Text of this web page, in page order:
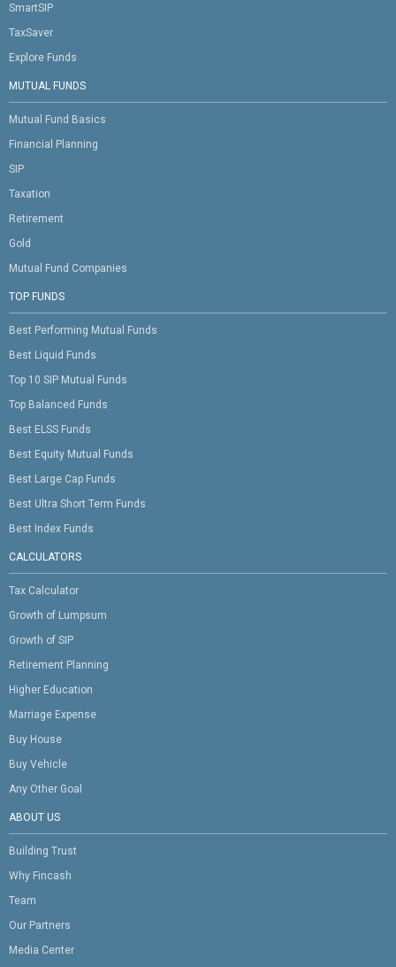
SmartSIP
TaxSaver
Explore Funds
MUTUAL FUNDS
Mutual Fund Basics
Financial Planning
SIP
Taxation
Retirement
Gold
Mutual Fund Companies
TOP FUNDS
Best Performing Mutual Funds
Best Liquid Funds
Top 10 SIP Mutual Funds
Top Balanced Funds
Best ELSS Funds
Best Equity Mutual Funds
Best Large Cap Funds
Best Ultra Short Term Funds
Best Index Funds
CALCULATORS
Tax Calculator
Growth of Lumpsum
Growth of SIP
Retirement Planning
Higher Education
Marriage Expense
Buy House
Buy Vehicle
Any Other Goal
ABOUT US
Building Trust
Why Fincash
Team
Our Partners
Media Center